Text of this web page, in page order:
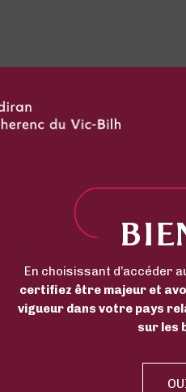
En choisissant d’accéder
certifiez être majeur et
vigueur dans votre pays
sur les